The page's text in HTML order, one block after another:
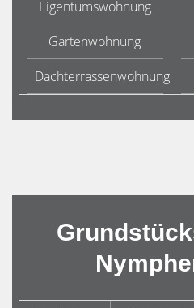
Eigentumswohnung
Gartenwohnung
Dachterrassenwohnung